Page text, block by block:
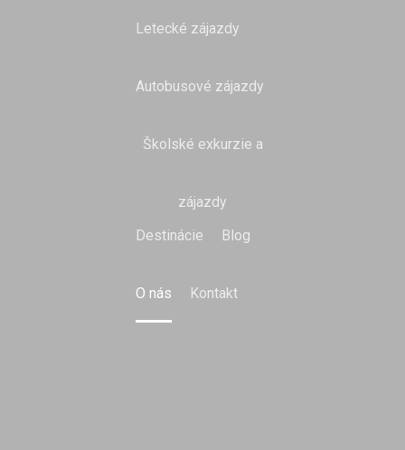
Letecké zájazdy
Autobusové zájazdy
Školské exkurzie a
zájazdy
Destinácie
Blog
O nás Kontakt